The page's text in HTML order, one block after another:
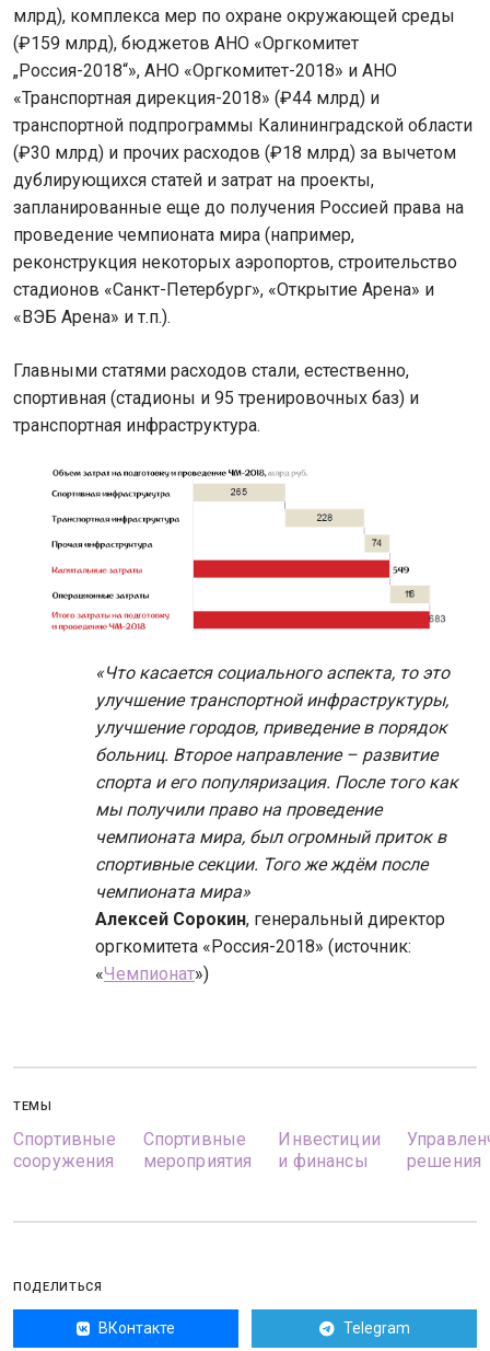
млрд), комплекса мер по охране окружающей среды
(₽159 млрд), бюджетов АНО «Оргкомитет
„Россия-2018“», АНО «Оргкомитет-2018» и АНО
«Транспортная дирекция-2018» (₽44 млрд) и
транспортной подпрограммы Калининградской области
(₽30 млрд) и прочих расходов (₽18 млрд) за вычетом
дублирующихся статей и затрат на проекты,
запланированные еще до получения Россией права на
проведение чемпионата мира (например,
реконструкция некоторых аэропортов, строительство
стадионов «Санкт-Петербург», «Открытие Арена» и
«ВЭБ Арена» и т.п.).
Главными статями расходов стали, естественно,
спортивная (стадионы и 95 тренировочных баз) и
транспортная инфраструктура.
«Что касается социального аспекта, то это
улучшение транспортной инфраструктуры,
улучшение городов, приведение в порядок
больниц. Второе направление – развитие
спорта и его популяризация. После того как
мы получили право на проведение
чемпионата мира, был огромный приток в
спортивные секции. Того же ждём после
чемпионата мира»
Алексей Сорокин, генеральный директор
оргкомитета «Россия-2018» (источник:
«Чемпионат»)
ТЕМЫ
Спортивные
сооружения
Спортивные
мероприятия
Инвестиции
и финансы
решения
ПОДЕЛИТЬСЯ
ВКонтакте Telegram